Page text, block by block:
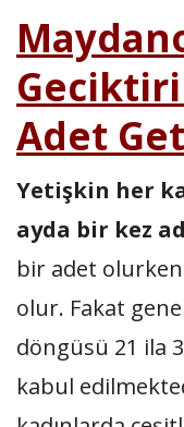
Adet
Yetişkin her
ayda bir kez
bir adet
olur. Fakat
döngüsü 21 ila
kabul